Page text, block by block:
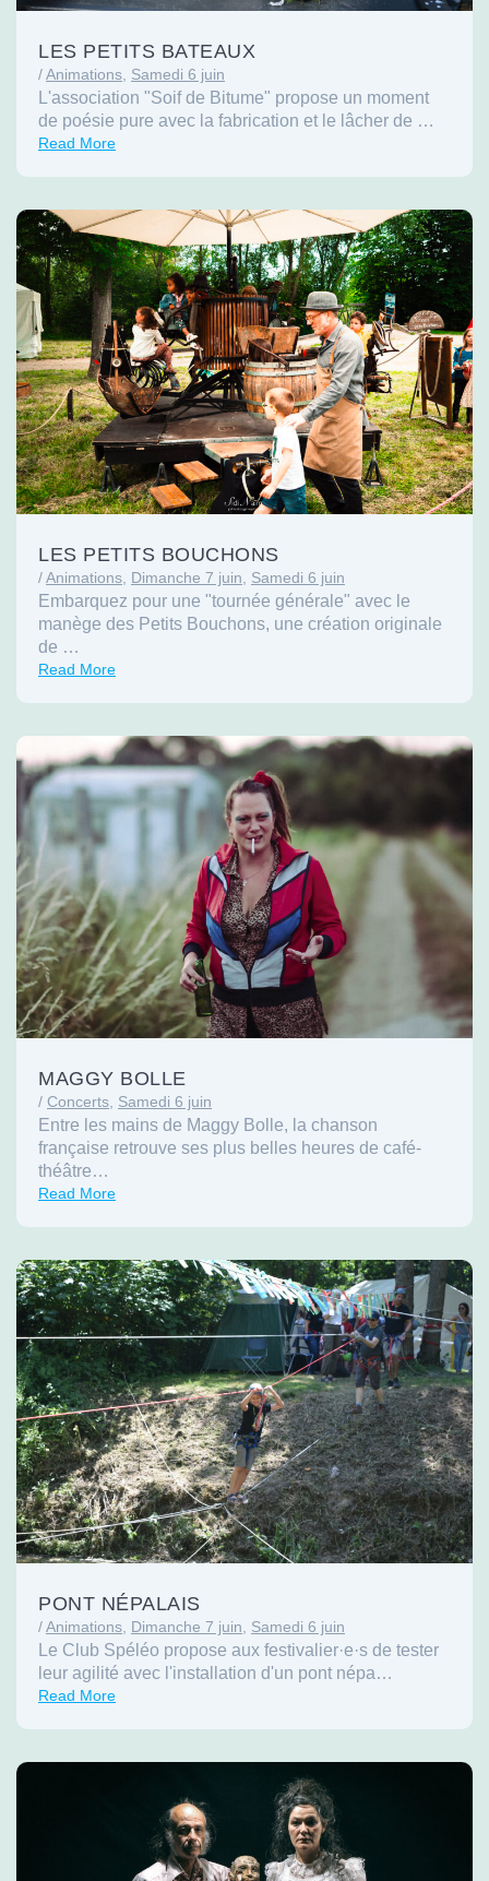
LES PETITS BATEAUX
/Animations, Samedi 6 juin
L'association "Soif de Bitume" propose un moment
de poésie pure avec la fabrication et le lâcher de …
Read More
LES PETITS BOUCHONS
/Animations Dimanche 7 juin Samedi 6 juin
Embarquez pour une "tournée générale" avec le
manège des Petits Bouchons, une création originale
de …
Read More
MAGGY BOLLE
/ Concerts Samedi 6 juin
Entre les mains de Maggy Bolle, la chanson
française retrouve ses plus belles heures de café-
théâtre…
Read More
PONT NÉPALAIS
/Animations, Dimanche 7 juin, Samedi 6 juin
Le Club Spéléo propose aux festivalier·e·s de tester
leur agilité avec l'installation d'un pont népa…
Read More